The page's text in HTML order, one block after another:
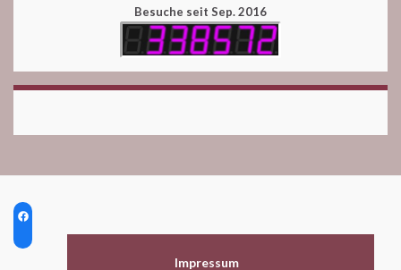
Besuche seit Sep. 2016
Impressum